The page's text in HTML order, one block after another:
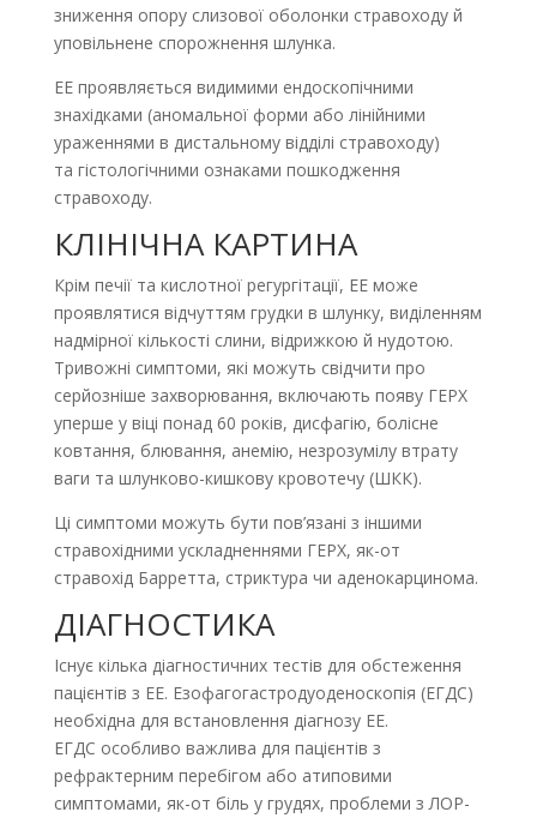
зниження опору слизової оболонки стравоходу й
уповільнене спорожнення шлунка.
ЕЕ проявляється видимими ендоскопічними
знахідками (аномальної форми або лінійними
ураженнями в дистальному відділі стравоходу)
та гіс­тологічними ознаками пошкодження
стравоходу.
КЛІНІЧНА КАРТИНА
Крім печії та кислотної регургітації, ЕЕ може
проявлятися відчуттям грудки в шлунку, виділенням
надмірної кількості слини, відрижкою й нудотою.
Тривожні симптоми, які можуть свідчити про
серйозніше захворювання, включають появу ГЕРХ
уперше у віці понад 60 років, дисфагію, болісне
ковтання, блювання, анемію, незрозумілу втрату
ваги та шлунково-кишкову кровотечу (ШКК).
Ці симптоми можуть бути пов’язані з іншими
стравохідними ускладненнями ГЕРХ, як-от
стравохід Барретта, стриктура чи аденокарцинома.
ДІАГНОСТИКА
Існує кілька діагностичних тестів для обстеження
пацієнтів з ЕЕ. Езофагогастродуоденоскопія (ЕГДС)
необхідна для встановлення діагнозу ЕЕ.
ЕГДС особливо важлива для пацієнтів з
рефрактерним перебігом або атиповими
симптомами, як-от біль у грудях, проблеми з ЛОР-